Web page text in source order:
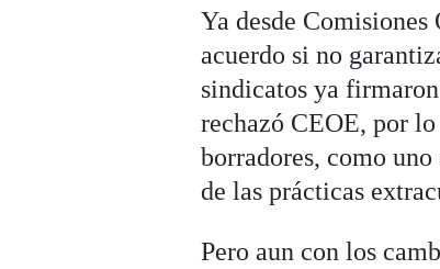
Ya desde
acuerdo si no
sindicatos ya
rechazó CEOE, por
borradores, como
de las prácticas
Pero aun con los